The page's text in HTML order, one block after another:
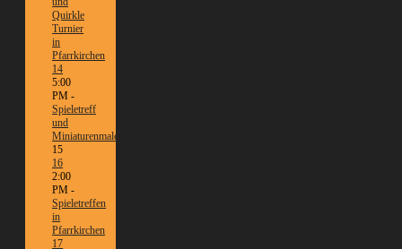
Quirkle
Turnier
in
Pfarrkirchen
14
5:00
PM -
Spieletreff
und
Miniaturenmalen/Tabletop
15
16
2:00
PM -
Spieletreffen
in
Pfarrkirchen
17